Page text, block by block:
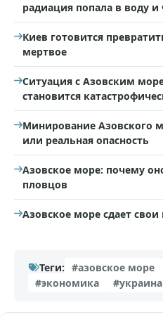
радиация попала в воду и
Киев готовится
мертвое
Ситуация с Азовским
становится
Минирование Азовского
или реальная опасность
Азовское море: почему
пловцов
Азовское море сдает
Теги: #азовское море
#экономика
#украина